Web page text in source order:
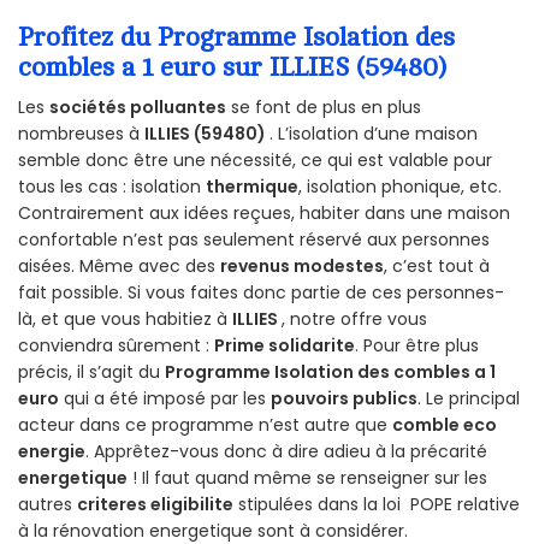
Profitez du Programme Isolation des
combles a 1 euro sur ILLIES (59480)
Les sociétés polluantes se font de plus en plus
nombreuses à ILLIES (59480) . L’isolation d’une maison
semble donc être une nécessité, ce qui est valable pour
tous les cas : isolation thermique, isolation phonique, etc.
Contrairement aux idées reçues, habiter dans une maison
confortable n’est pas seulement réservé aux personnes
aisées. Même avec des revenus modestes, c’est tout à
fait possible. Si vous faites donc partie de ces personnes-
là, et que vous habitiez à ILLIES , notre offre vous
conviendra sûrement : Prime solidarite. Pour être plus
précis, il s’agit du Programme Isolation des combles a 1
euro qui a été imposé par les pouvoirs publics. Le principal
acteur dans ce programme n’est autre que comble eco
energie. Apprêtez-vous donc à dire adieu à la précarité
energetique ! Il faut quand même se renseigner sur les
autres criteres eligibilite stipulées dans la loi POPE relative
à la rénovation energetique sont à considérer.